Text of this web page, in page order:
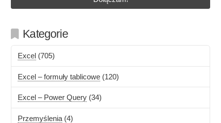
Kategorie
Excel (705)
Excel – formuły tablicowe (120)
Excel – Power Query (34)
Przemyślenia (4)